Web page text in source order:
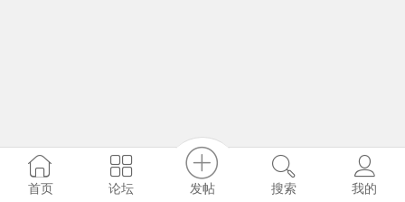
首页 论坛 发帖 搜索 我的